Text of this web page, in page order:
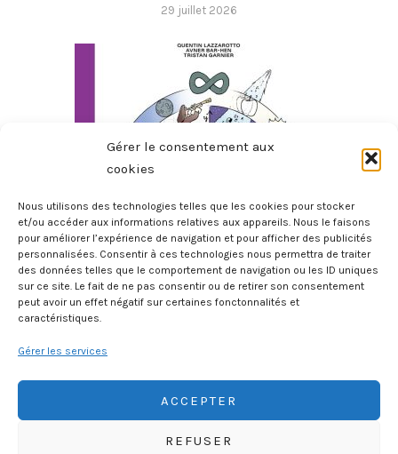
Gérer le consentement aux
cookies
Nous utilisons des technologies telles que les cookies pour stocker
et/ou accéder aux informations relatives aux appareils. Nous le faisons
pour améliorer l’expérience de navigation et pour afficher des publicités
personnalisées. Consentir à ces technologies nous permettra de traiter
des données telles que le comportement de navigation ou les ID uniques
sur ce site. Le fait de ne pas consentir ou de retirer son consentement
peut avoir un effet négatif sur certaines fonctonnalités et
caractéristiques.
Gérer les services
ACCEPTER
REFUSER
29 juillet 2026
L’Incroyable Histoire Des Mathématiques
11 juillet 2026